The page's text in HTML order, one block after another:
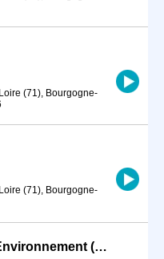
(71), Bourgogne-
(71), Bourgogne-
Assistant Qualité Sécurité Environnement (QSE) CDD 6 mois à DIJON 21000 (H/F)